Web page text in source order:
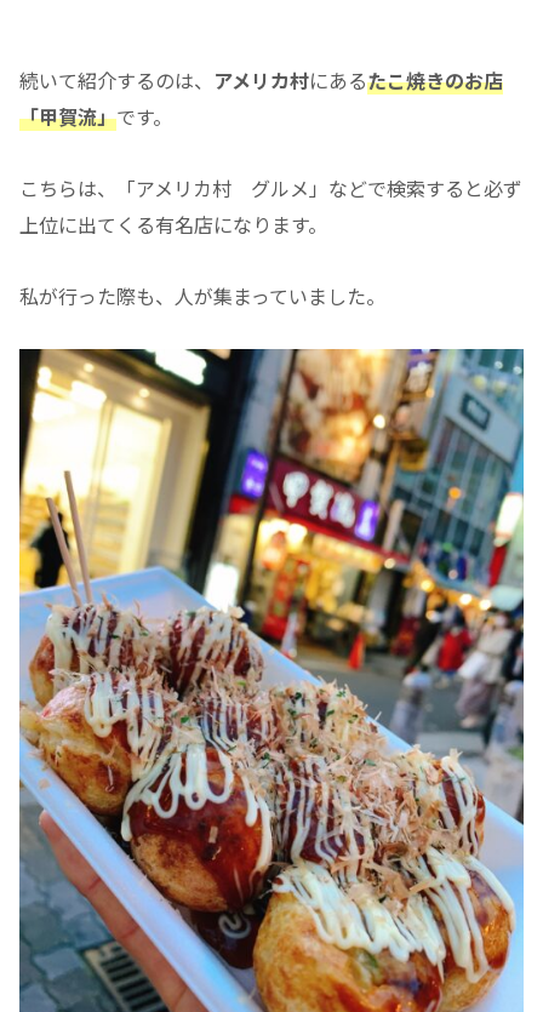
続いて紹介するのは、 アメリカ村にあるたこ焼きのお店
「甲賀流」です。
こちらは、「アメリカ村 グルメ」などで検索すると必ず
上位に出てくる有名店になります。
私が行った際も、人が集まっていました。